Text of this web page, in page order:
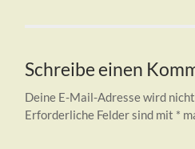
Schreibe einen
Deine E-Mail-Adresse wird
Erforderliche Felder sind mit *